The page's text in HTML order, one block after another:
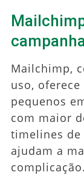
Mailchimp,
uso,
pequenos
com maior
timelines de
ajudam a
complicação.